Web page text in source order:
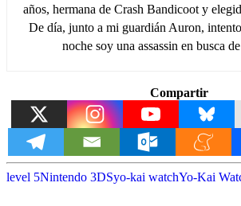
años, hermana de Crash Bandicoot y
De día, junto a mi guardián Auron,
noche soy una assassin en busca
Compartir
level 5Nintendo 3DSyo-kai watchYo-Kai